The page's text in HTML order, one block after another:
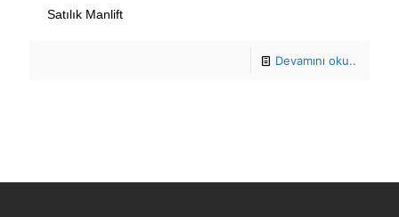
Satılık Manlift
Devamını oku..